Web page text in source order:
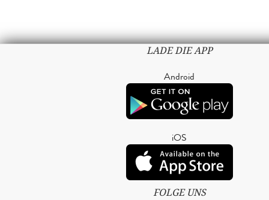
LADE DIE APP
Android
iOS
FOLGE UNS